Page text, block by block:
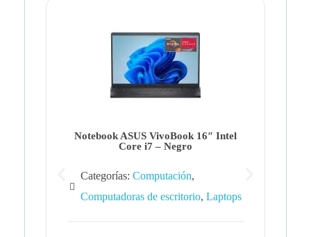
Notebook ASUS VivoBook 16″ Intel
Core i7 – Negro
Categorías: Computación,
Computadoras de escritorio, Laptops